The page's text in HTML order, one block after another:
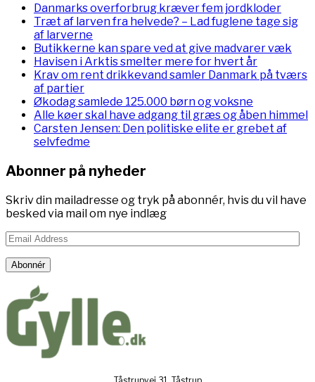
Danmarks overforbrug kræver fem jordkloder
Træt af larven fra helvede? – Lad fuglene tage sig
af larverne
Butikkerne kan spare ved at give madvarer væk
Havisen i Arktis smelter mere for hvert år
Krav om rent drikkevand samler Danmark på tværs
af partier
Økodag samlede 125.000 børn og voksne
Alle køer skal have adgang til græs og åben himmel
Carsten Jensen: Den politiske elite er grebet af
selvfedme
Abonner på nyheder
Skriv din mailadresse og tryk på abonnér, hvis du vil have
besked via mail om nye indlæg
Email
Address
Abonnér